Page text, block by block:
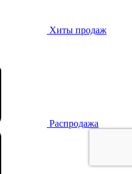
Хиты продаж
Распродажа